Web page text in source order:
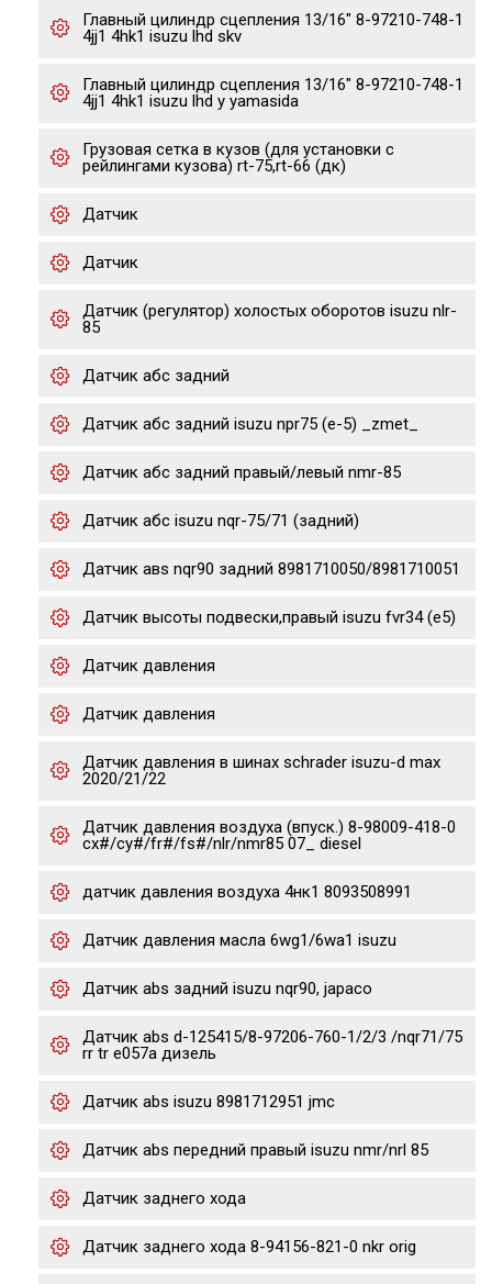
Главный цилиндр сцепления 13/16" 8-97210-748-1
4jj1 4hk1 isuzu lhd skv
Главный цилиндр сцепления 13/16" 8-97210-748-1
4jj1 4hk1 isuzu lhd y yamasida
Грузовая сетка в кузов (для установки с
рейлингами кузова) rt-75,rt-66 (дк)
Датчик
Датчик
Датчик (регулятор) холостых оборотов isuzu nlr-
85
Датчик абс задний
Датчик абс задний isuzu npr75 (е-5) _zmet_
Датчик абс задний правый/левый nmr-85
Датчик абс isuzu nqr-75/71 (задний)
Датчик авs nqr90 задний 8981710050/8981710051
Датчик высоты подвески,правый isuzu fvr34 (e5)
Датчик давления
Датчик давления
Датчик давления в шинах schrader isuzu-d max
2020/21/22
Датчик давления воздуха (впуск.) 8-98009-418-0
cx#/cy#/fr#/fs#/nlr/nmr85 07_ diesel
датчик давления воздуха 4нк1 8093508991
Датчик давления масла 6wg1/6wa1 isuzu
Датчик abs задний isuzu nqr90, japaco
Датчик abs d-125415/8-97206-760-1/2/3 /nqr71/75
rr tr e057a дизель
Датчик abs isuzu 8981712951 jmc
Датчик abs передний правый isuzu nmr/nrl 85
Датчик заднего хода
Датчик заднего хода 8-94156-821-0 nkr orig